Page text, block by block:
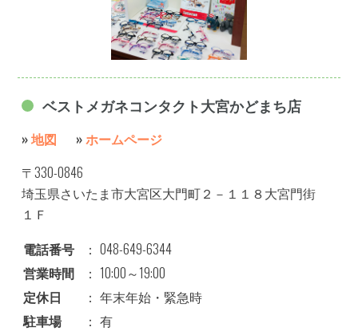
ベストメガネコンタクト大宮かどまち店
»地図 »ホームページ
〒330-0846
埼玉県さいたま市大宮区大門町２－１１８大宮門街
１Ｆ
電話番号
： 048-649-6344
営業時間
： 10:00～19:00
定休日
： 年末年始・緊急時
駐車場
： 有